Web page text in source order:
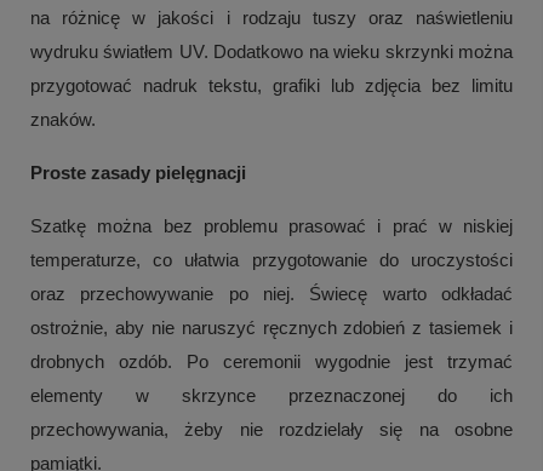
na różnicę w jakości i rodzaju tuszy oraz naświetleniu
wydruku światłem UV. Dodatkowo na wieku skrzynki można
przygotować nadruk tekstu, grafiki lub zdjęcia bez limitu
znaków.
Proste zasady pielęgnacji
Szatkę można bez problemu prasować i prać w niskiej
temperaturze, co ułatwia przygotowanie do uroczystości
oraz przechowywanie po niej. Świecę warto odkładać
ostrożnie, aby nie naruszyć ręcznych zdobień z tasiemek i
drobnych ozdób. Po ceremonii wygodnie jest trzymać
elementy w skrzynce przeznaczonej do ich
przechowywania, żeby nie rozdzielały się na osobne
pamiątki.